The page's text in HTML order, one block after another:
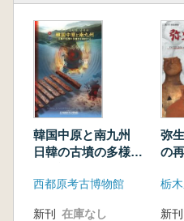
水沢教子
分科会Ⅲ 信州における
栗林式土器の成立と
再確認と栗林式土器
島孝典
石器の生産と流通
信州における青銅器
ら 廣田和穂
近畿中部の弥生時代
韓国中原と南九州
日韓の古墳の多様性
西都原考古博物館
新刊 在庫なし
弥
の
栃
新刊